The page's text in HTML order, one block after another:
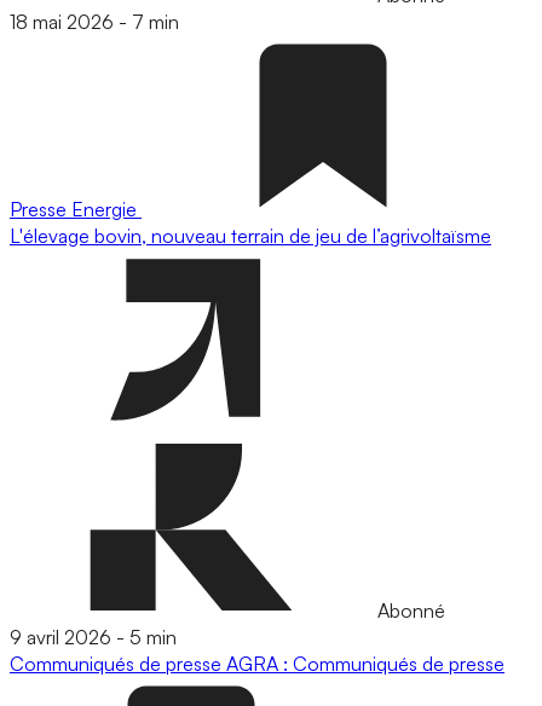
18 mai 2026 - 7 min
Presse Energie
L'élevage bovin, nouveau terrain de jeu de l’agrivoltaïsme
Abonné
9 avril 2026 - 5 min
Communiqués de presse AGRA : Communiqués de presse